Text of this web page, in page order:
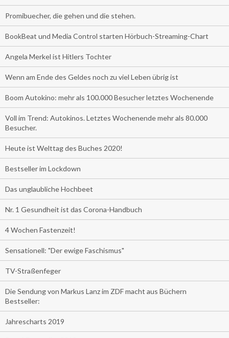
Promibuecher, die gehen und die stehen.
BookBeat und Media Control starten Hörbuch-Streaming-Chart
Angela Merkel ist Hitlers Tochter
Wenn am Ende des Geldes noch zu viel Leben übrig ist
Boom Autokino: mehr als 100.000 Besucher letztes Wochenende
Voll im Trend: Autokinos. Letztes Wochenende mehr als 80.000
Besucher.
Heute ist Welttag des Buches 2020!
Bestseller im Lockdown
Das unglaubliche Hochbeet
Nr. 1 Gesundheit ist das Corona-Handbuch
4 Wochen Fastenzeit!
Sensationell: "Der ewige Faschismus"
TV-Straßenfeger
Die Sendung von Markus Lanz im ZDF macht aus Büchern
Bestseller:
Jahrescharts 2019